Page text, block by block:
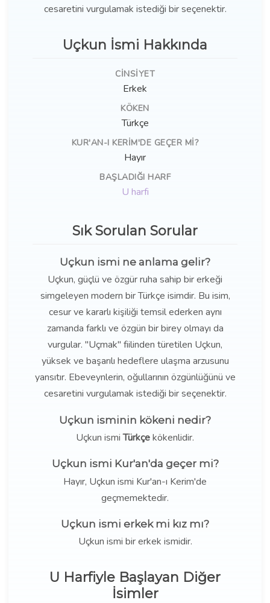
cesaretini vurgulamak istediği bir seçenektir.
Uçkun İsmi Hakkında
CINSIYET
Erkek
KÖKEN
Türkçe
KUR'AN-I KERIM'DE GEÇER MI?
Hayır
BAŞLADIĞI HARF
U harfi
Sık Sorulan Sorular
Uçkun ismi ne anlama gelir?
Uçkun, güçlü ve özgür ruha sahip bir erkeği
simgeleyen modern bir Türkçe isimdir. Bu isim,
cesur ve kararlı kişiliği temsil ederken aynı
zamanda farklı ve özgün bir birey olmayı da
vurgular. "Uçmak" fiilinden türetilen Uçkun,
yüksek ve başarılı hedeflere ulaşma arzusunu
yansıtır. Ebeveynlerin, oğullarının özgünlüğünü ve
cesaretini vurgulamak istediği bir seçenektir.
Uçkun isminin kökeni nedir?
Uçkun ismiTürkçekökenlidir.
Uçkun ismi Kur'an'da geçer mi?
Hayır, Uçkun ismi Kur'an-ı Kerim'de
geçmemektedir.
Uçkun ismi erkek mi kız mı?
Uçkun ismi bir erkek ismidir.
U Harfiyle Başlayan Diğer
İsimler